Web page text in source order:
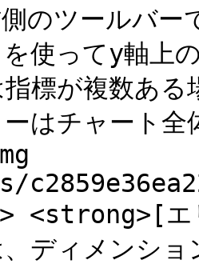
のツールバ
使ってy軸上
標が複数あ
ーはチャート
エ
ディメンシ